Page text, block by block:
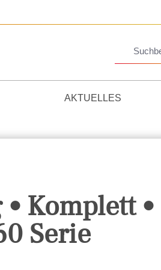
AKTUELLES
Komplett •
Serie